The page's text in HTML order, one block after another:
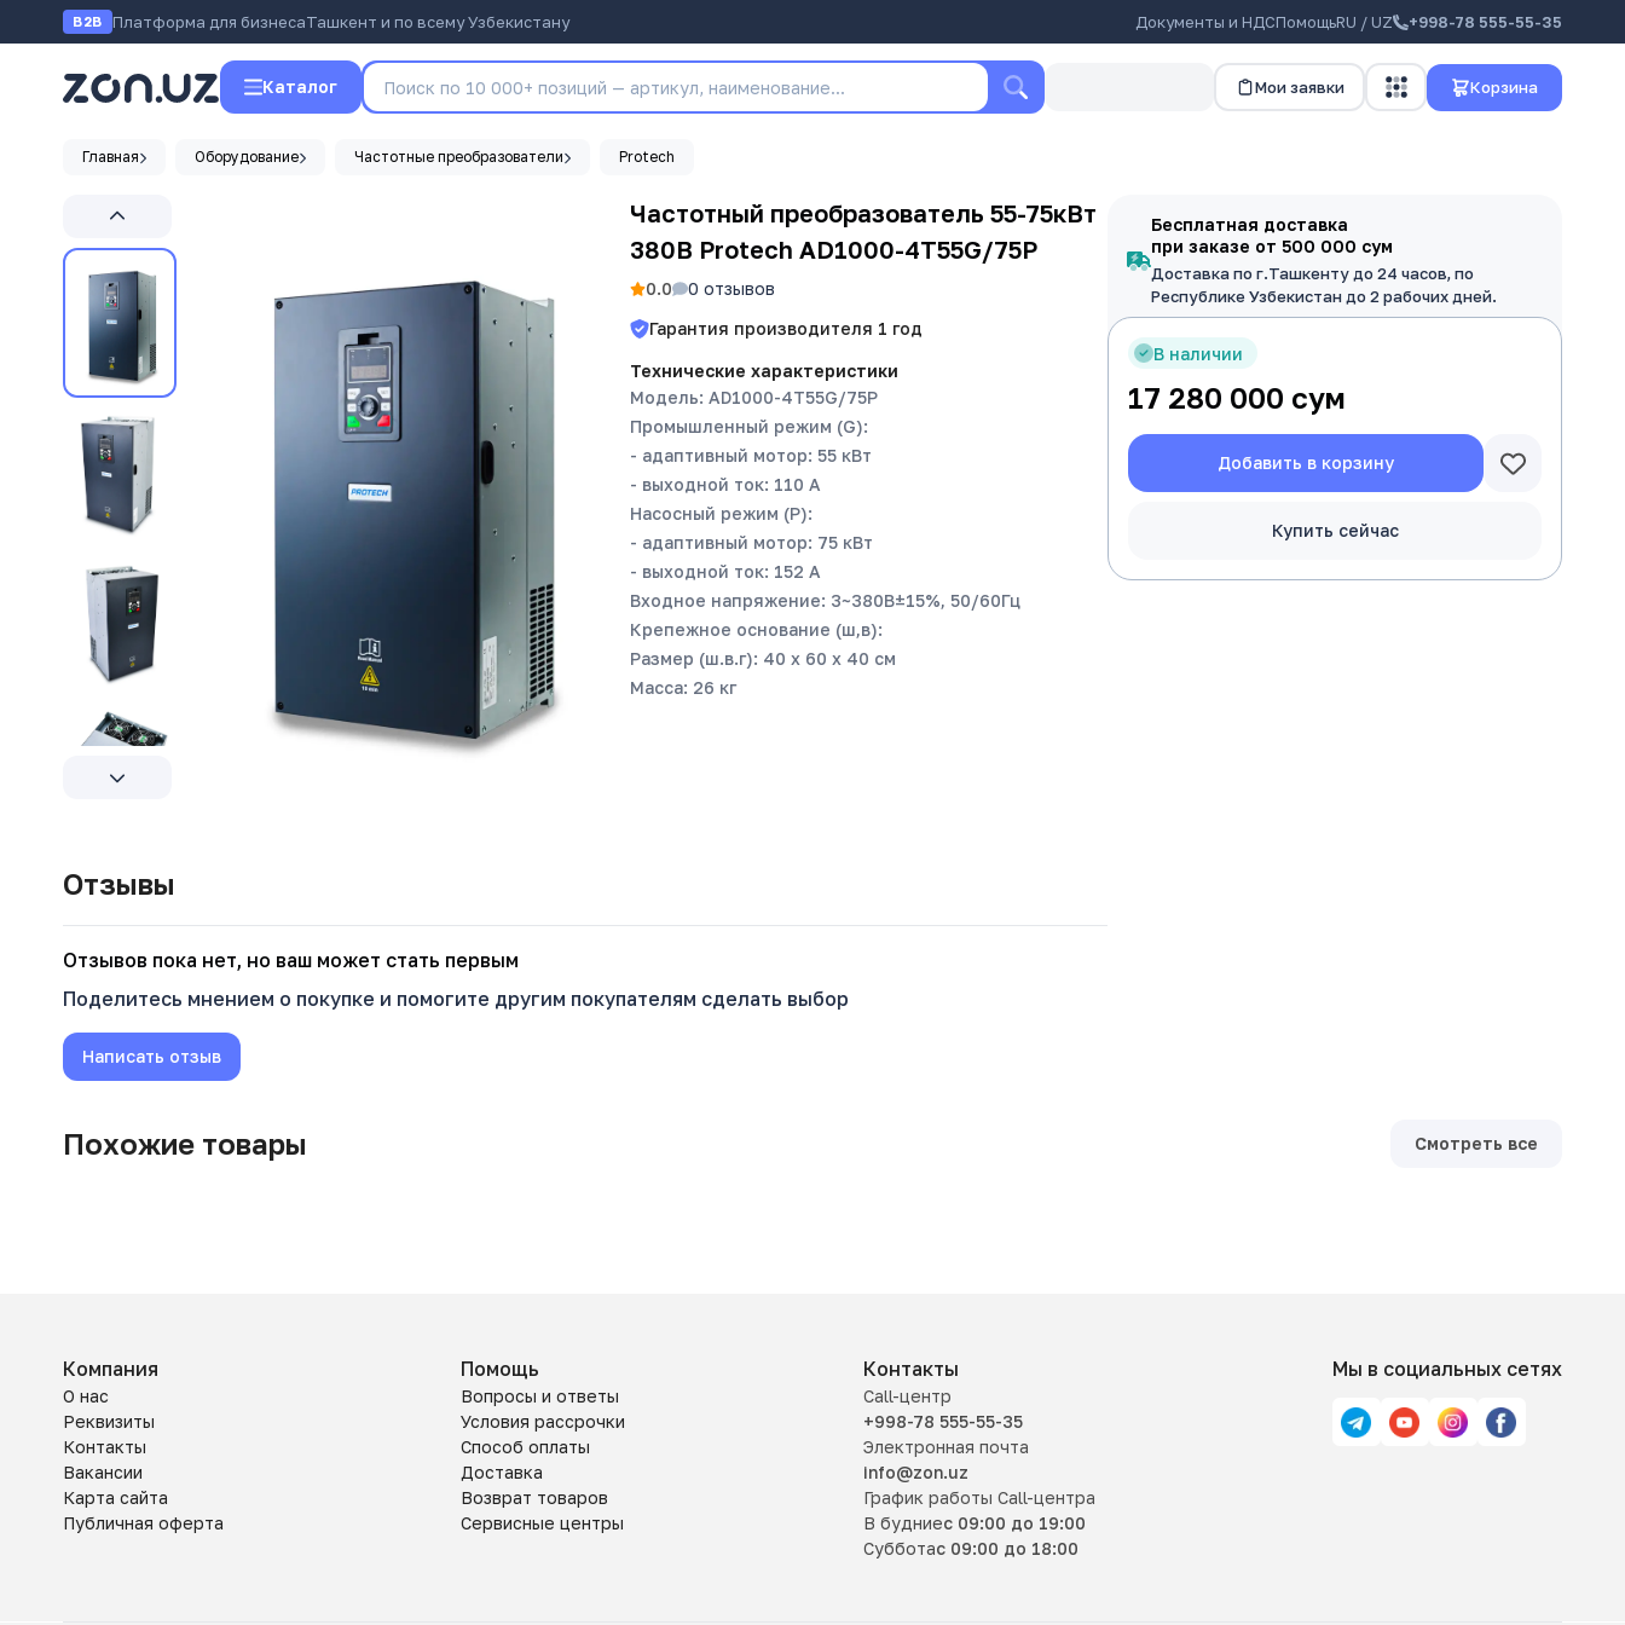
B2B Платформа для бизнесаТашкент и по всему Узбекистану Документы и НДСПомощьRU / UZ +998-78 555-55-35
Каталог Мои заявки Корзина
Главная Оборудование Частотные преобразователи Protech
Частотный преобразователь 55-75кВт
380В Protech AD1000-4T55G/75P
0.0 0 отзывов
Гарантия производителя 1 год
Технические характеристики
Модель: AD1000-4T55G/75P
Промышленный режим (G):
- адаптивный мотор: 55 кВт
- выходной ток: 110 A
Насосный режим (P):
- адаптивный мотор: 75 кВт
- выходной ток: 152 A
Входное напряжение: 3~380В±15%, 50/60Гц
Крепежное основание (ш,в):
Размер (ш.в.г): 40 х 60 х 40 см
Масса: 26 кг
Бесплатная доставка
при заказе от 500 000 сум
Доставка по г.Ташкенту до 24 часов, по
Республике Узбекистан до 2 рабочих дней.
В наличии
17 280 000 сум
Добавить в корзину
Купить сейчас
Отзывы
Oтзывов пока нет, но ваш может стать первым
Поделитесь мнением о покупке и помогите другим покупателям сделать выбор
Написать отзыв
Похожие товары Смотреть все
Компания
О нас
Реквизиты
Контакты
Вакансии
Карта сайта
Публичная оферта
Помощь
Вопросы и ответы
Условия рассрочки
Способ оплаты
Доставка
Возврат товаров
Сервисные центры
Контакты
Call-центр
+998-78 555-55-35
Электронная почта
info@zon.uz
График работы Call-центра
В будниес 09:00 до 19:00
Субботас 09:00 до 18:00
Мы в социальных сетях